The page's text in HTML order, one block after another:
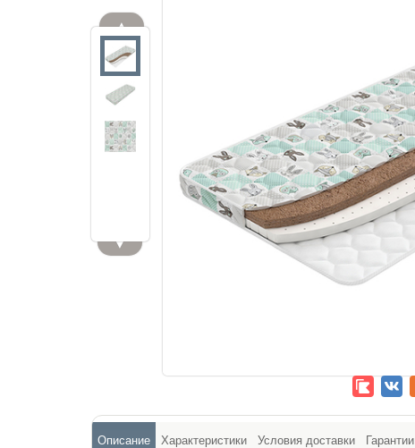
▲
▼
Описание Характеристики Условия доставки Гарантии